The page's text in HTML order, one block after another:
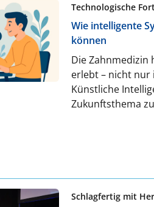
Technologische
Wie intelligente
können
Die Zahnmedizin
erlebt – nicht nur
Künstliche
Zukunftsthema
Arbeitsalltag
Schlagfertig mit